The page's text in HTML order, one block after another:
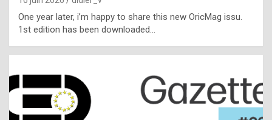
l
t
t
s
One year later, i’m happy to share this new OricMag issu.
1st edition has been downloaded…